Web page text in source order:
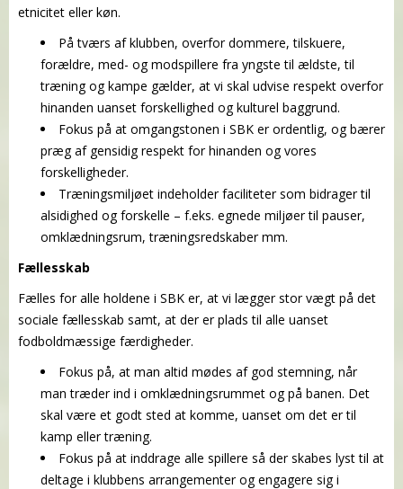
etnicitet eller køn.
På tværs af klubben, overfor dommere, tilskuere,
forældre, med- og modspillere fra yngste til ældste, til
træning og kampe gælder, at vi skal udvise respekt overfor
hinanden uanset forskellighed og kulturel baggrund.
Fokus på at omgangstonen i SBK er ordentlig, og bærer
præg af gensidig respekt for hinanden og vores
forskelligheder.
Træningsmiljøet indeholder faciliteter som bidrager til
alsidighed og forskelle – f.eks. egnede miljøer til pauser,
omklædningsrum, træningsredskaber mm.
Fællesskab
Fælles for alle holdene i SBK er, at vi lægger stor vægt på det
sociale fællesskab samt, at der er plads til alle uanset
fodboldmæssige færdigheder.
Fokus på, at man altid mødes af god stemning, når
man træder ind i omklædningsrummet og på banen. Det
skal være et godt sted at komme, uanset om det er til
kamp eller træning.
Fokus på at inddrage alle spillere så der skabes lyst til at
deltage i klubbens arrangementer og engagere sig i